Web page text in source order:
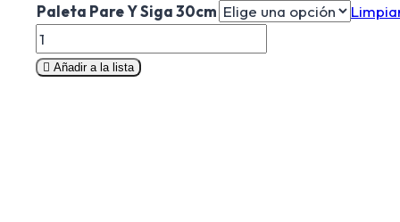
Paleta Pare Y Siga 30cm
Paleta
Pare
Y
Añadir a la lista